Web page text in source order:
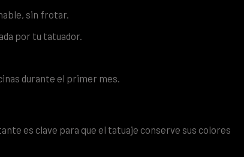
sin frotar.
por tu tatuador.
durante el primer mes.
es clave para que el tatuaje conserve sus colores